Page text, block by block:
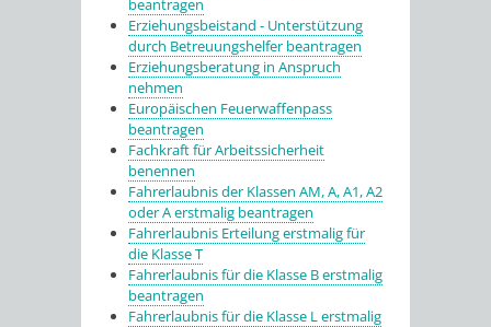
beantragen
Erziehungsbeistand - Unterstützung
durch Betreuungshelfer beantragen
Erziehungsberatung in Anspruch
nehmen
Europäischen Feuerwaffenpass
beantragen
Fachkraft für Arbeitssicherheit
benennen
Fahrerlaubnis der Klassen AM, A, A1, A2
oder A erstmalig beantragen
Fahrerlaubnis Erteilung erstmalig für
die Klasse T
Fahrerlaubnis für die Klasse B erstmalig
beantragen
Fahrerlaubnis für die Klasse L erstmalig